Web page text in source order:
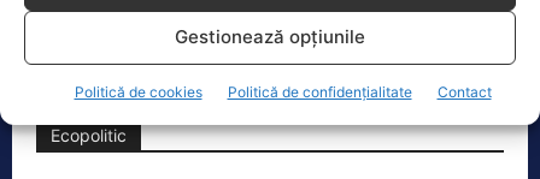
Gestionează opțiunile
Politică de cookies Politică de confidențialitate Contact
F‑16 al Forțelor Aeriene Române, în zona Padina, în
Ecopolitic